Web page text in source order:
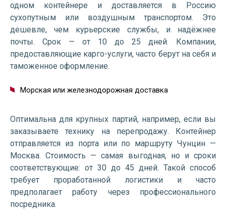
одном контейнере и доставляется в Россию
сухопутным или воздушным транспортом. Это
дешевле, чем курьерские службы, и надёжнее
почты. Срок — от 10 до 25 дней. Компании,
предоставляющие карго-услуги, часто берут на себя и
таможенное оформление.
Морская или железнодорожная доставка
Оптимальна для крупных партий, например, если вы
заказываете технику на перепродажу. Контейнер
отправляется из порта или по маршруту Чунцин —
Москва. Стоимость — самая выгодная, но и сроки
соответствующие: от 30 до 45 дней. Такой способ
требует проработанной логистики и часто
предполагает работу через профессионального
посредника.